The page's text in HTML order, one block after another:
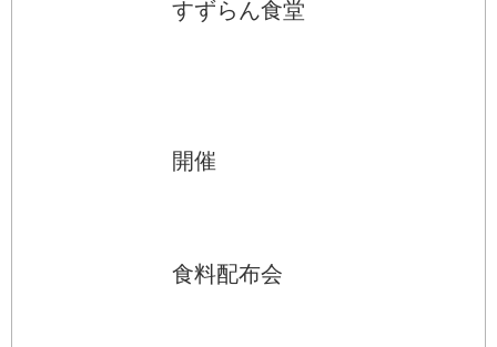
すずらん食堂
開催
食料配布会